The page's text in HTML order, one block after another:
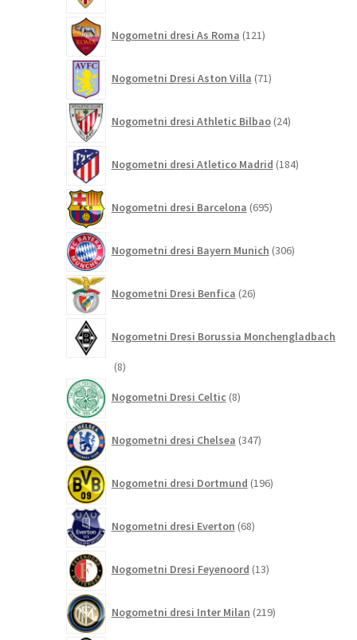
Nogometni dresi As Roma 121izdelkov
Nogometni Dresi Aston Villa 71izdelkov
Nogometni dresi Athletic Bilbao 24izdelkov
Nogometni dresi Atletico Madrid 184izdelkov
Nogometni dresi Barcelona 695izdelkov
Nogometni dresi Bayern Munich 306izdelkov
Nogometni Dresi Benfica 26izdelkov
Nogometni Dresi Borussia Monchengladbach
88
Nogometni Dresi Celtic 8izdelkov
Nogometni dresi Chelsea 347izdelkov
Nogometni dresi Dortmund 196izdelkov
Nogometni dresi Everton 68izdelkov
Nogometni Dresi Feyenoord 13izdelkov
Nogometni dresi Inter Milan 219izdelkov